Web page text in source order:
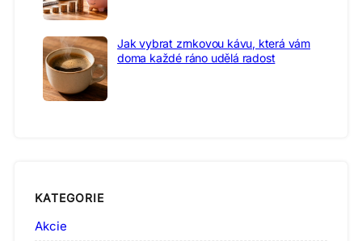
Jak vybrat zrnkovou kávu, která vám
doma každé ráno udělá radost
KATEGORIE
Akcie